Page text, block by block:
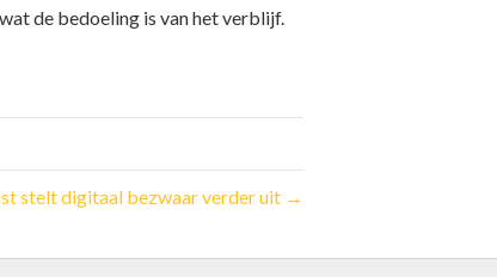
de bedoeling is van het verblijf.
stelt digitaal bezwaar verder uit →